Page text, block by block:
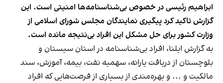
ابراهیم رئیسی در خصوص بی‌شناسنامه‌ها امنیتی است. این
گزارش تاکید کرد پیگیری نمایندگان مجلس شورای اسلامی از
وزارت کشور برای حل مشکل این افراد بی‌نتیجه مانده است.
به گزارش ایلنا، افراد بی‌شناسنامه در استان سیستان و
بلوچستان از دریافت یارانه، سهمیه نفت، بیمه، آموزش، سند
مالکیت و ... و بهره‌مندی از بسیاری از فرصت‌هایی که افراد